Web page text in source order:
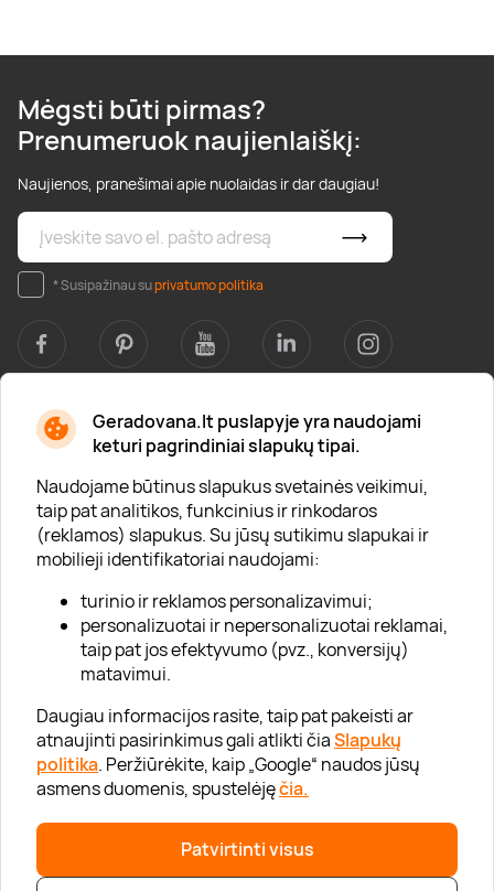
Geradovana.lt puslapyje yra naudojami
keturi pagrindiniai slapukų tipai.
Naudojame būtinus slapukus svetainės veikimui,
taip pat analitikos, funkcinius ir rinkodaros
(reklamos) slapukus. Su jūsų sutikimu slapukai ir
mobilieji identifikatoriai naudojami:
turinio ir reklamos personalizavimui;
personalizuotai ir nepersonalizuotai reklamai,
taip pat jos efektyvumo (pvz., konversijų)
matavimui.
Daugiau informacijos rasite, taip pat pakeisti ar
atnaujinti pasirinkimus gali atlikti čiaSlapukų
politika. Peržiūrėkite, kaip „Google“ naudos jūsų
asmens duomenis, spustelėjęčia.
Patvirtinti visus
Mėgsti būti pirmas?
Prenumeruok naujienlaiškį:
Naujienos, pranešimai apie nuolaidas ir dar daugiau!
* Susipažinau suprivatumo politika
Apie mus
Apie „Gera Dovana“
Lojalumo klubas
Karjera
Visi partneriai
Kontaktai
Tinklaraštis
Informacija